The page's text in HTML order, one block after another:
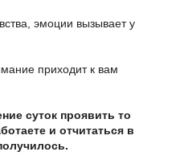
эмоции вызывает у
приходит к вам
суток проявить то
и отчитаться в